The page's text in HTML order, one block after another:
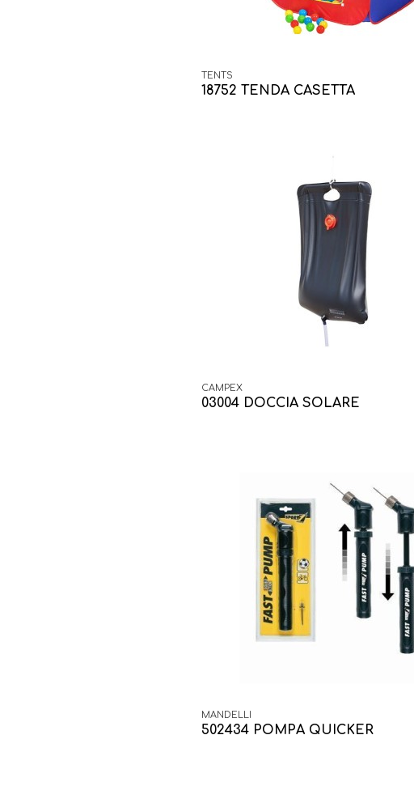
TENTS
18752 TENDA CASETTA
CAMPEX
03004 DOCCIA SOLARE
MANDELLI
502434 POMPA QUICKER